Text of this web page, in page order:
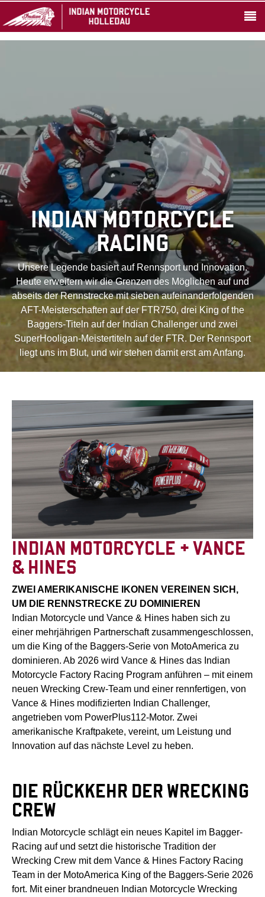
INDIAN MOTORCYCLE
RACING
Unsere Legende basiert auf Rennsport und Innovation.
Heute erweitern wir die Grenzen des Möglichen auf und
abseits der Rennstrecke mit sieben aufeinanderfolgenden
AFT-Meisterschaften auf der FTR750, drei King of the
Baggers-Titeln auf der Indian Challenger und zwei
SuperHooligan-Meistertiteln auf der FTR. Der Rennsport
liegt uns im Blut, und wir stehen damit erst am Anfang.
INDIAN MOTORCYCLE + VANCE
& HINES
ZWEI AMERIKANISCHE IKONEN VEREINEN SICH,
UM DIE RENNSTRECKE ZU DOMINIEREN
Indian Motorcycle und Vance & Hines haben sich zu
einer mehrjährigen Partnerschaft zusammengeschlossen,
um die King of the Baggers-Serie von MotoAmerica zu
dominieren. Ab 2026 wird Vance & Hines das Indian
Motorcycle Factory Racing Program anführen – mit einem
neuen Wrecking Crew-Team und einer rennfertigen, von
Vance & Hines modifizierten Indian Challenger,
angetrieben vom PowerPlus112-Motor. Zwei
amerikanische Kraftpakete, vereint, um Leistung und
Innovation auf das nächste Level zu heben.
DIE RÜCKKEHR DER WRECKING
CREW
Indian Motorcycle schlägt ein neues Kapitel im Bagger-
Racing auf und setzt die historische Tradition der
Wrecking Crew mit dem Vance & Hines Factory Racing
Team in der MotoAmerica King of the Baggers-Serie 2026
fort. Mit einer brandneuen Indian Motorcycle Wrecking